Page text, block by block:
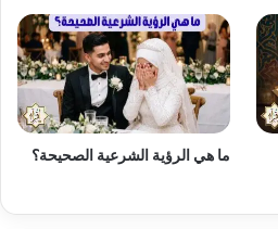
ما هي الرؤية الشرعية الصحيحة؟